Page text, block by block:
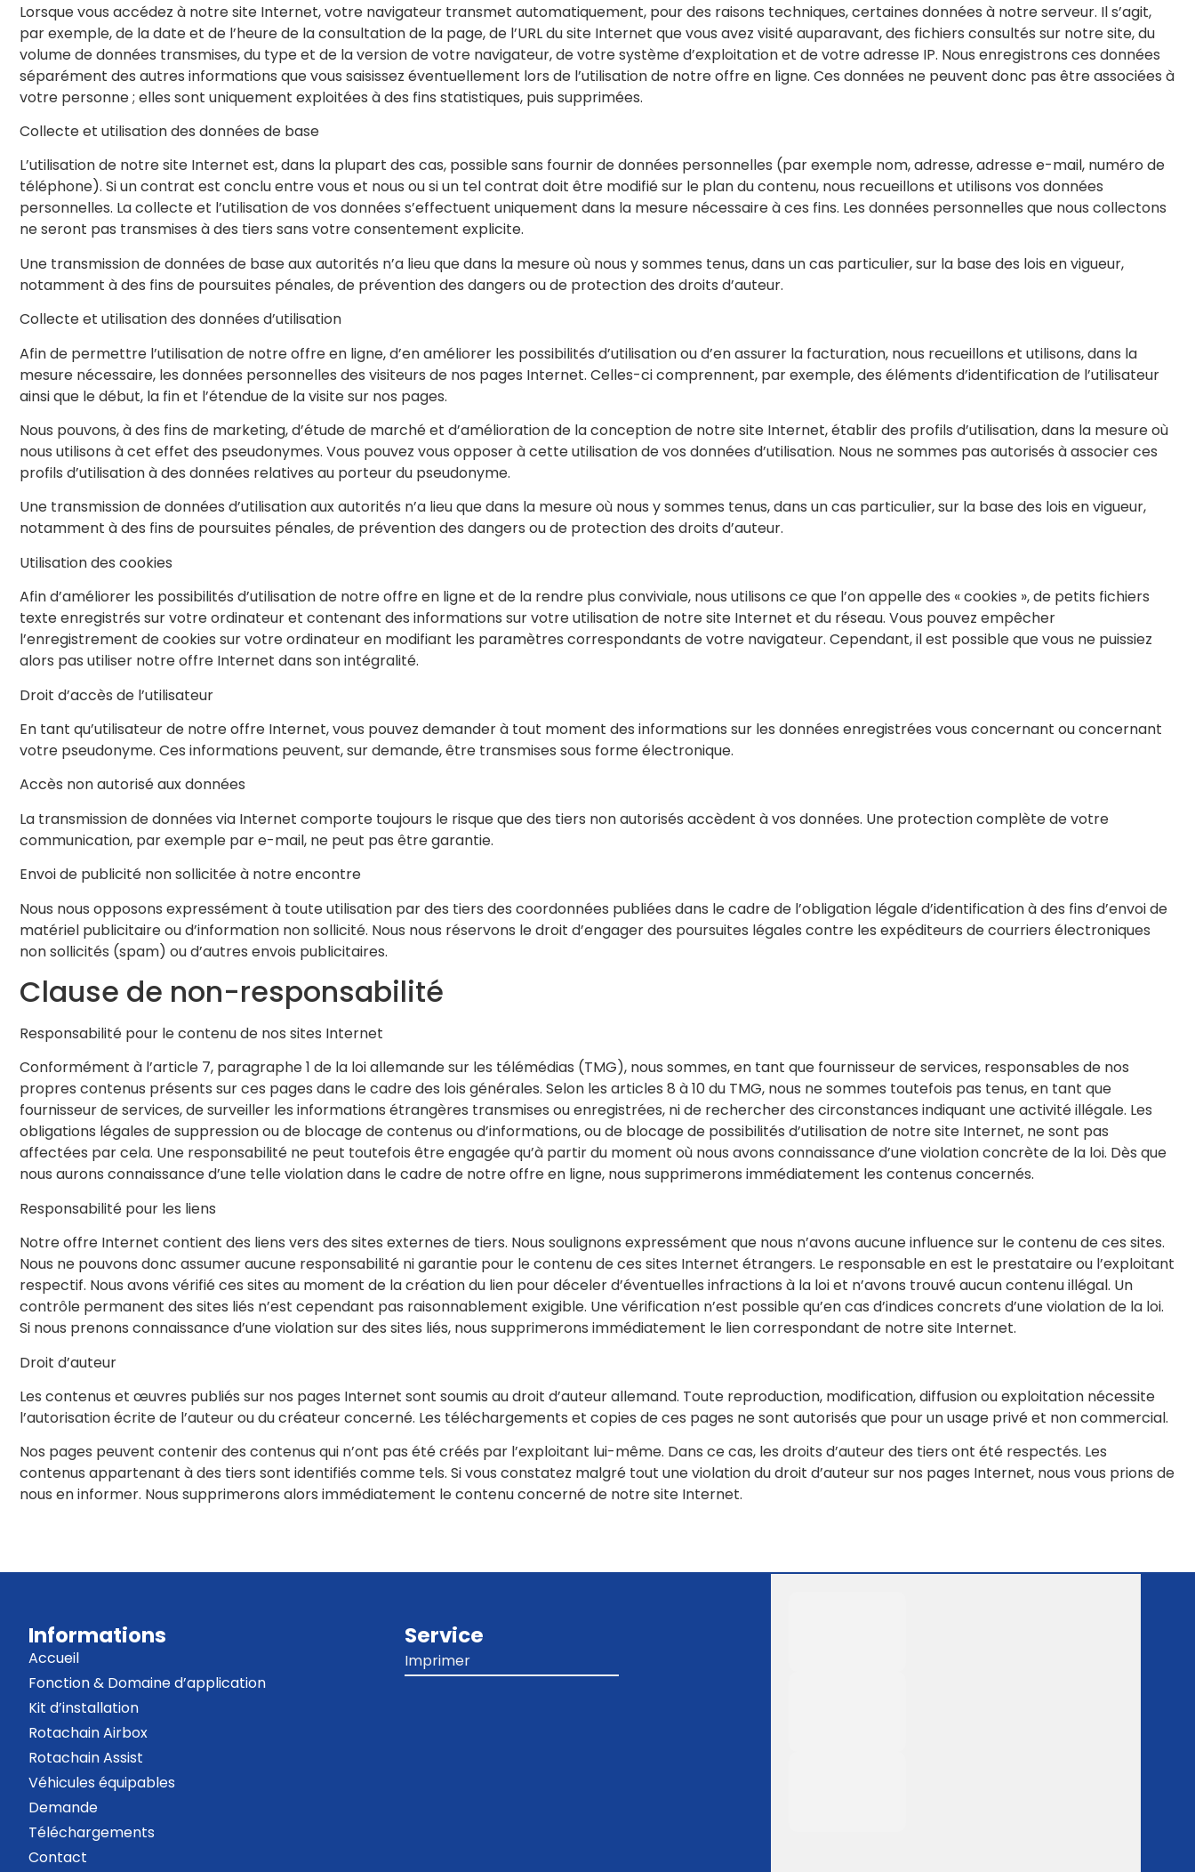
Lorsque vous accédez à notre site Internet, votre navigateur transmet automatiquement, pour des raisons techniques, certaines données à notre serveur. Il s’agit,
par exemple, de la date et de l’heure de la consultation de la page, de l’URL du site Internet que vous avez visité auparavant, des fichiers consultés sur notre site, du
volume de données transmises, du type et de la version de votre navigateur, de votre système d’exploitation et de votre adresse IP. Nous enregistrons ces données
séparément des autres informations que vous saisissez éventuellement lors de l’utilisation de notre offre en ligne. Ces données ne peuvent donc pas être associées à
votre personne ; elles sont uniquement exploitées à des fins statistiques, puis supprimées.
Collecte et utilisation des données de base
L’utilisation de notre site Internet est, dans la plupart des cas, possible sans fournir de données personnelles (par exemple nom, adresse, adresse e-mail, numéro de
téléphone). Si un contrat est conclu entre vous et nous ou si un tel contrat doit être modifié sur le plan du contenu, nous recueillons et utilisons vos données
personnelles. La collecte et l’utilisation de vos données s’effectuent uniquement dans la mesure nécessaire à ces fins. Les données personnelles que nous collectons
ne seront pas transmises à des tiers sans votre consentement explicite.
Une transmission de données de base aux autorités n’a lieu que dans la mesure où nous y sommes tenus, dans un cas particulier, sur la base des lois en vigueur,
notamment à des fins de poursuites pénales, de prévention des dangers ou de protection des droits d’auteur.
Collecte et utilisation des données d’utilisation
Afin de permettre l’utilisation de notre offre en ligne, d’en améliorer les possibilités d’utilisation ou d’en assurer la facturation, nous recueillons et utilisons, dans la
mesure nécessaire, les données personnelles des visiteurs de nos pages Internet. Celles-ci comprennent, par exemple, des éléments d’identification de l’utilisateur
ainsi que le début, la fin et l’étendue de la visite sur nos pages.
Nous pouvons, à des fins de marketing, d’étude de marché et d’amélioration de la conception de notre site Internet, établir des profils d’utilisation, dans la mesure où
nous utilisons à cet effet des pseudonymes. Vous pouvez vous opposer à cette utilisation de vos données d’utilisation. Nous ne sommes pas autorisés à associer ces
profils d’utilisation à des données relatives au porteur du pseudonyme.
Une transmission de données d’utilisation aux autorités n’a lieu que dans la mesure où nous y sommes tenus, dans un cas particulier, sur la base des lois en vigueur,
notamment à des fins de poursuites pénales, de prévention des dangers ou de protection des droits d’auteur.
Utilisation des cookies
Afin d’améliorer les possibilités d’utilisation de notre offre en ligne et de la rendre plus conviviale, nous utilisons ce que l’on appelle des « cookies », de petits fichiers
texte enregistrés sur votre ordinateur et contenant des informations sur votre utilisation de notre site Internet et du réseau. Vous pouvez empêcher
l’enregistrement de cookies sur votre ordinateur en modifiant les paramètres correspondants de votre navigateur. Cependant, il est possible que vous ne puissiez
alors pas utiliser notre offre Internet dans son intégralité.
Droit d’accès de l’utilisateur
En tant qu’utilisateur de notre offre Internet, vous pouvez demander à tout moment des informations sur les données enregistrées vous concernant ou concernant
votre pseudonyme. Ces informations peuvent, sur demande, être transmises sous forme électronique.
Accès non autorisé aux données
La transmission de données via Internet comporte toujours le risque que des tiers non autorisés accèdent à vos données. Une protection complète de votre
communication, par exemple par e-mail, ne peut pas être garantie.
Envoi de publicité non sollicitée à notre encontre
Nous nous opposons expressément à toute utilisation par des tiers des coordonnées publiées dans le cadre de l’obligation légale d’identification à des fins d’envoi de
matériel publicitaire ou d’information non sollicité. Nous nous réservons le droit d’engager des poursuites légales contre les expéditeurs de courriers électroniques
non sollicités (spam) ou d’autres envois publicitaires.
Clause de non-responsabilité
Responsabilité pour le contenu de nos sites Internet
Conformément à l’article 7, paragraphe 1 de la loi allemande sur les télémédias (TMG), nous sommes, en tant que fournisseur de services, responsables de nos
propres contenus présents sur ces pages dans le cadre des lois générales. Selon les articles 8 à 10 du TMG, nous ne sommes toutefois pas tenus, en tant que
fournisseur de services, de surveiller les informations étrangères transmises ou enregistrées, ni de rechercher des circonstances indiquant une activité illégale. Les
obligations légales de suppression ou de blocage de contenus ou d’informations, ou de blocage de possibilités d’utilisation de notre site Internet, ne sont pas
affectées par cela. Une responsabilité ne peut toutefois être engagée qu’à partir du moment où nous avons connaissance d’une violation concrète de la loi. Dès que
nous aurons connaissance d’une telle violation dans le cadre de notre offre en ligne, nous supprimerons immédiatement les contenus concernés.
Responsabilité pour les liens
Notre offre Internet contient des liens vers des sites externes de tiers. Nous soulignons expressément que nous n’avons aucune influence sur le contenu de ces sites.
Nous ne pouvons donc assumer aucune responsabilité ni garantie pour le contenu de ces sites Internet étrangers. Le responsable en est le prestataire ou l’exploitant
respectif. Nous avons vérifié ces sites au moment de la création du lien pour déceler d’éventuelles infractions à la loi et n’avons trouvé aucun contenu illégal. Un
contrôle permanent des sites liés n’est cependant pas raisonnablement exigible. Une vérification n’est possible qu’en cas d’indices concrets d’une violation de la loi.
Si nous prenons connaissance d’une violation sur des sites liés, nous supprimerons immédiatement le lien correspondant de notre site Internet.
Droit d’auteur
Les contenus et œuvres publiés sur nos pages Internet sont soumis au droit d’auteur allemand. Toute reproduction, modification, diffusion ou exploitation nécessite
l’autorisation écrite de l’auteur ou du créateur concerné. Les téléchargements et copies de ces pages ne sont autorisés que pour un usage privé et non commercial.
Nos pages peuvent contenir des contenus qui n’ont pas été créés par l’exploitant lui-même. Dans ce cas, les droits d’auteur des tiers ont été respectés. Les
contenus appartenant à des tiers sont identifiés comme tels. Si vous constatez malgré tout une violation du droit d’auteur sur nos pages Internet, nous vous prions de
nous en informer. Nous supprimerons alors immédiatement le contenu concerné de notre site Internet.
Informations
Accueil
Fonction & Domaine d’application
Kit d’installation
Rotachain Airbox
Rotachain Assist
Véhicules équipables
Demande
Téléchargements
Contact
Service
Imprimer